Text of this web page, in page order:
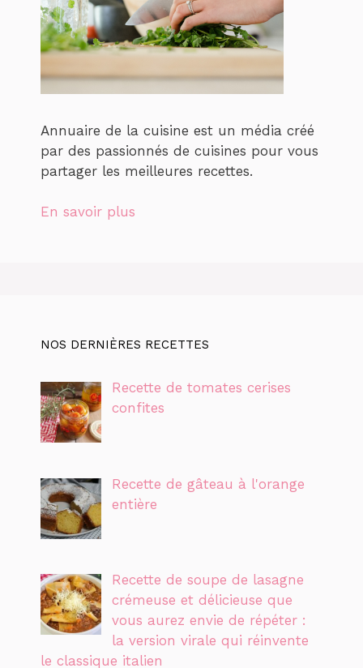
Annuaire de la cuisine est un média créé
par des passionnés de cuisines pour vous
partager les meilleures recettes.
En savoir plus
NOS DERNIÈRES RECETTES
Recette de tomates cerises
confites
Recette de gâteau à l'orange
entière
Recette de soupe de lasagne
crémeuse et délicieuse que
vous aurez envie de répéter :
la version virale qui réinvente
le classique italien